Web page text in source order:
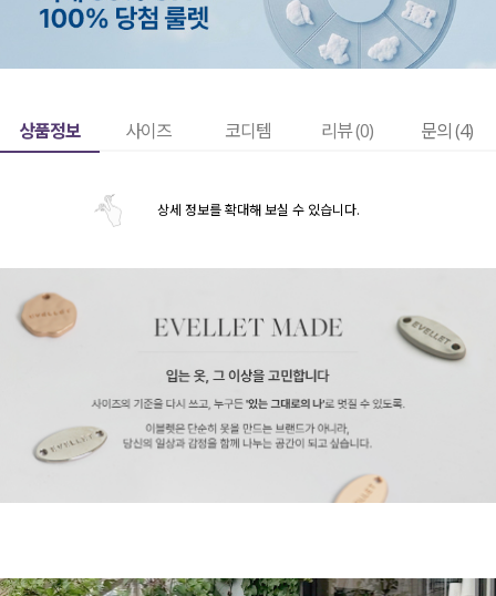
상품정보 사이즈 코디템 리뷰 (0) 문의 (4)
상세 정보를 확대해 보실 수 있습니다.